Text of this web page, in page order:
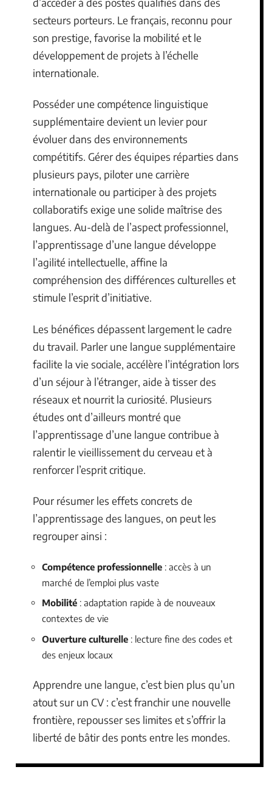
secteurs porteurs. Le français, reconnu pour
son prestige, favorise la mobilité et le
développement de projets à l’échelle
internationale.
Posséder une compétence linguistique
supplémentaire devient un levier pour
évoluer dans des environnements
compétitifs. Gérer des équipes réparties dans
plusieurs pays, piloter une carrière
internationale ou participer à des projets
collaboratifs exige une solide maîtrise des
langues. Au-delà de l’aspect professionnel,
l’apprentissage d’une langue développe
l’agilité intellectuelle, affine la
compréhension des différences culturelles et
stimule l’esprit d’initiative.
Les bénéfices dépassent largement le cadre
du travail. Parler une langue supplémentaire
facilite la vie sociale, accélère l’intégration lors
d’un séjour à l’étranger, aide à tisser des
réseaux et nourrit la curiosité. Plusieurs
études ont d’ailleurs montré que
l’apprentissage d’une langue contribue à
ralentir le vieillissement du cerveau et à
renforcer l’esprit critique.
Pour résumer les effets concrets de
l’apprentissage des langues, on peut les
regrouper ainsi :
Compétence professionnelle : accès à un
marché de l’emploi plus vaste
Mobilité : adaptation rapide à de nouveaux
contextes de vie
Ouverture culturelle : lecture fine des codes et
des enjeux locaux
Apprendre une langue, c’est bien plus qu’un
atout sur un CV : c’est franchir une nouvelle
frontière, repousser ses limites et s’offrir la
liberté de bâtir des ponts entre les mondes.